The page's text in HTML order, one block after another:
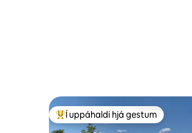
Í mestu uppáhaldi hjá gestum
Í uppáhaldi hjá gestum